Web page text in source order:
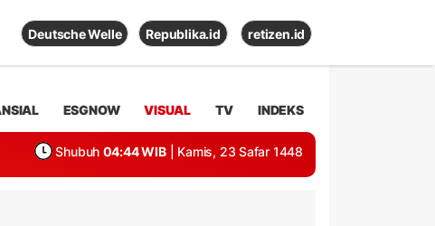
Deutsche Welle Republika.id retizen.id
ESGNOW VISUAL TV INDEKS
Shubuh 04:44 WIB | Kamis, 23 Safar 1448